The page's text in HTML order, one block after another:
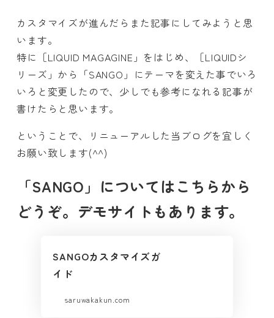
カスタマイズが進んだらまた記事にしてみようと思
います。
特に［LIQUID MAGAGINE」をはじめ、［LIQUIDシ
リーズ」から「SANGO」にテーマを変えた事でいろ
いろと変更したので、少しでも参考になれる記事が
書けたらと思います。
ということで、リニューアルした当ブログを宜しく
お願い致します(^^)
「SANGO」についてはこちらから
どうぞ。デモサイトもあります。
SANGOカスタマイズガ
イド
saruwakakun.com